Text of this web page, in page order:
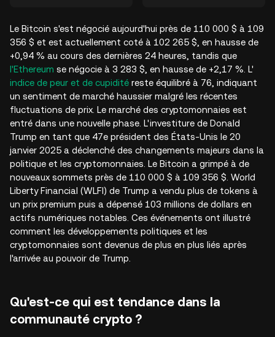
Le Bitcoin s'est négocié aujourd'hui près de 110 000 $ à 109
356 $ et est actuellement coté à 102 265 $, en hausse de
+0,94 % au cours des dernières 24 heures, tandis que
l'Ethereum se négocie à 3 283 $, en hausse de +2,17 %. L'
indice de peur et de cupidité reste équilibré à 76, indiquant
un sentiment de marché haussier malgré les récentes
fluctuations de prix. Le marché des cryptomonnaies est
entré dans une nouvelle phase. L'investiture de Donald
Trump en tant que 47e président des États-Unis le 20
janvier 2025 a déclenché des changements majeurs dans la
politique et les cryptomonnaies. Le Bitcoin a grimpé à de
nouveaux sommets près de 110 000 $ à 109 356 $. World
Liberty Financial (WLFI) de Trump a vendu plus de tokens à
un prix premium puis a dépensé 103 millions de dollars en
actifs numériques notables. Ces événements ont illustré
comment les développements politiques et les
cryptomonnaies sont devenus de plus en plus liés après
l'arrivée au pouvoir de Trump.
Qu'est-ce qui est tendance dans la
communauté crypto ?